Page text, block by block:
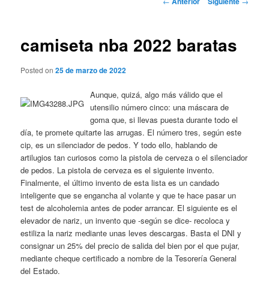
camiseta nba 2022 baratas
Posted on25 de marzo de 2022
Aunque, quizá, algo más válido que el
utensilio número cinco: una máscara de
goma que, si llevas puesta durante todo el
día, te promete quitarte las arrugas. El número tres, según este
cip, es un silenciador de pedos. Y todo ello, hablando de
artilugios tan curiosos como la pistola de cerveza o el silenciador
de pedos. La pistola de cerveza es el siguiente invento.
Finalmente, el último invento de esta lista es un candado
inteligente que se engancha al volante y que te hace pasar un
test de alcoholemia antes de poder arrancar. El siguiente es el
elevador de nariz, un invento que -según se dice- recoloca y
estiliza la nariz mediante unas leves descargas. Basta el DNI y
consignar un 25% del precio de salida del bien por el que pujar,
mediante cheque certificado a nombre de la Tesorería General
del Estado.